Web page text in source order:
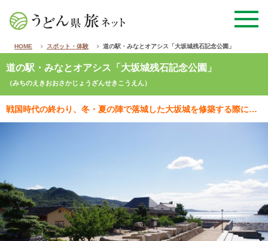
HOME スポット・体験 道の駅・みなとオアシス「大坂城残石記念公園」
道の駅・みなとオアシス「大坂城残石記念公園」
（みちのえきおおさかじょうざんせきこうえん）
戦国時代の終わり、冬・夏の陣で落城した大坂城を修築する際に切り出され、使われることなく放置された40…